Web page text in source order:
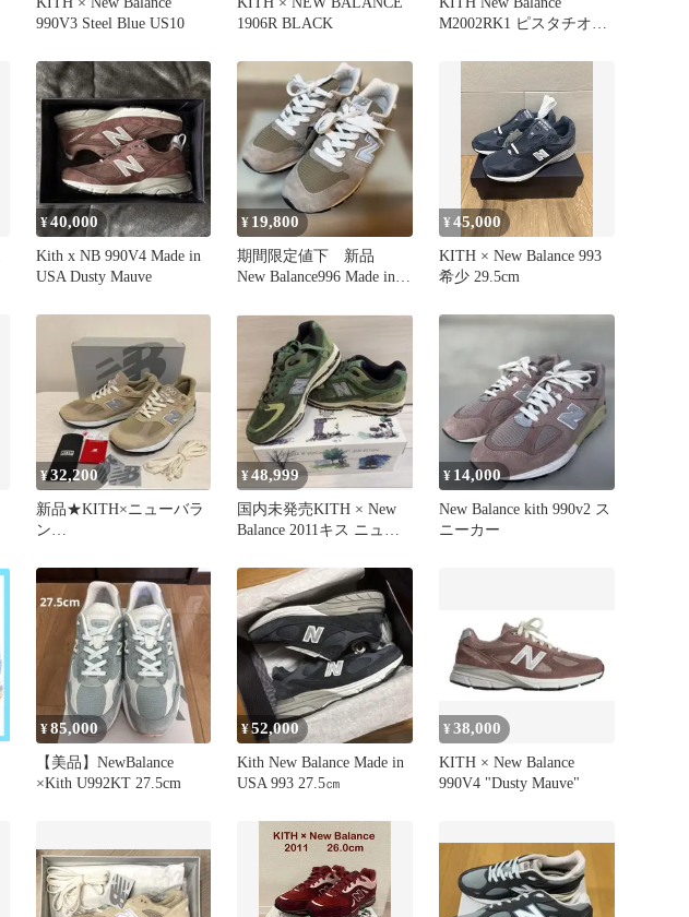
990V3 Steel Blue US10
1906R BLACK
M2002RK1 ピスタチオカ
¥40,000
Kith x NB 990V4 Made in
USA Dusty Mauve
¥ 19,800
期間限定値下 新品
New Balance996 Made in
¥45,000
KITH × New Balance 993
希少 29.5cm
¥32,200
新品★KITH×ニューバラ
ン
7.5★
¥48,999
国内未発売KITH × New
Balance 2011キス ニュー
¥ 14,000
New Balance kith 990v2 ス
ニーカー
¥85,000
【美品】NewBalance
×Kith U992KT 27.5cm
¥52,000
Kith New Balance Made in
USA 993 27.5㎝
¥38,000
KITH × New Balance
990V4 "Dusty Mauve"